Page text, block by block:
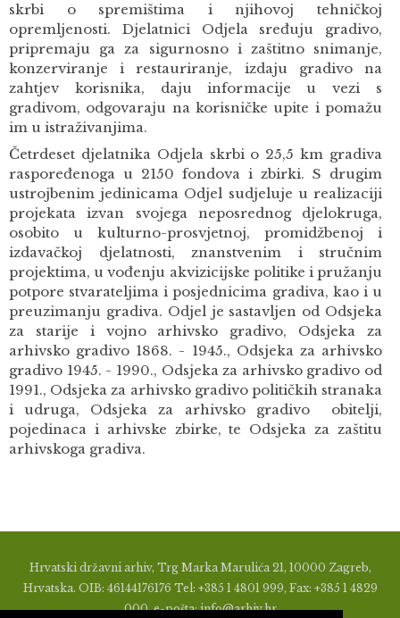
skrbi o spremištima i njihovoj tehničkoj
opremljenosti. Djelatnici Odjela sređuju gradivo,
pripremaju ga za sigurnosno i zaštitno snimanje,
konzerviranje i restauriranje, izdaju gradivo na
zahtjev korisnika, daju informacije u vezi s
gradivom, odgovaraju na korisničke upite i pomažu
im u istraživanjima.
Četrdeset djelatnika Odjela skrbi o 25,5 km gradiva
raspoređenoga u 2150 fondova i zbirki. S drugim
ustrojbenim jedinicama Odjel sudjeluje u realizaciji
projekata izvan svojega neposrednog djelokruga,
osobito u kulturno-prosvjetnoj, promidžbenoj i
izdavačkoj djelatnosti, znanstvenim i stručnim
projektima, u vođenju akvizicijske politike i pružanju
potpore stvarateljima i posjednicima gradiva, kao i u
preuzimanju gradiva. Odjel je sastavljen od Odsjeka
za starije i vojno arhivsko gradivo, Odsjeka za
arhivsko gradivo 1868. - 1945., Odsjeka za arhivsko
gradivo 1945. - 1990., Odsjeka za arhivsko gradivo od
1991., Odsjeka za arhivsko gradivo političkih stranaka
i udruga, Odsjeka za arhivsko gradivo obitelji,
pojedinaca i arhivske zbirke, te Odsjeka za zaštitu
arhivskoga gradiva.
Hrvatski državni arhiv, Trg Marka Marulića 21, 10000 Zagreb,
Hrvatska. OIB: 46144176176 Tel: +385 1 4801 999, Fax: +385 1 4829
000, e-pošta: info@arhiv.hr